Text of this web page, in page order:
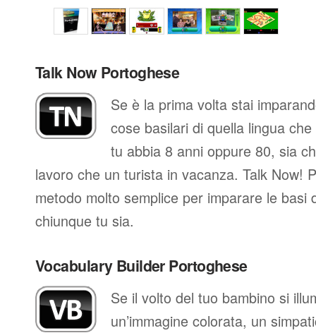
Talk Now Portoghese
Se è la prima volta stai
cose basilari di quella lingua
tu abbia 8 anni oppure 80, sia
lavoro che un turista in vacanza. Talk Now!
metodo molto semplice per imparare le basi
chiunque tu sia.
Vocabulary Builder Portoghese
Se il volto del tuo bambino si
un’immagine colorata, un